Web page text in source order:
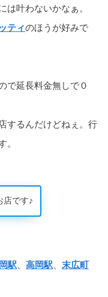
は叶わないかなぁ。
ティのほうが好みで
で延長料金無しで０
するんだけどねぇ。行
。
店です♪
駅 高岡駅
末広町